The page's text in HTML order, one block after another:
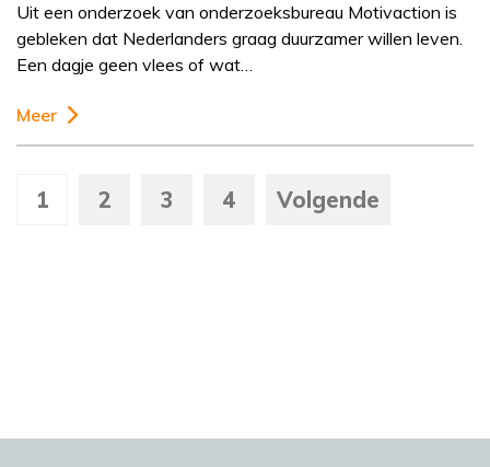
Uit een onderzoek van onderzoeksbureau Motivaction is
gebleken dat Nederlanders graag duurzamer willen leven.
Een dagje geen vlees of wat…
Meer
1 2 3 4 Volgende